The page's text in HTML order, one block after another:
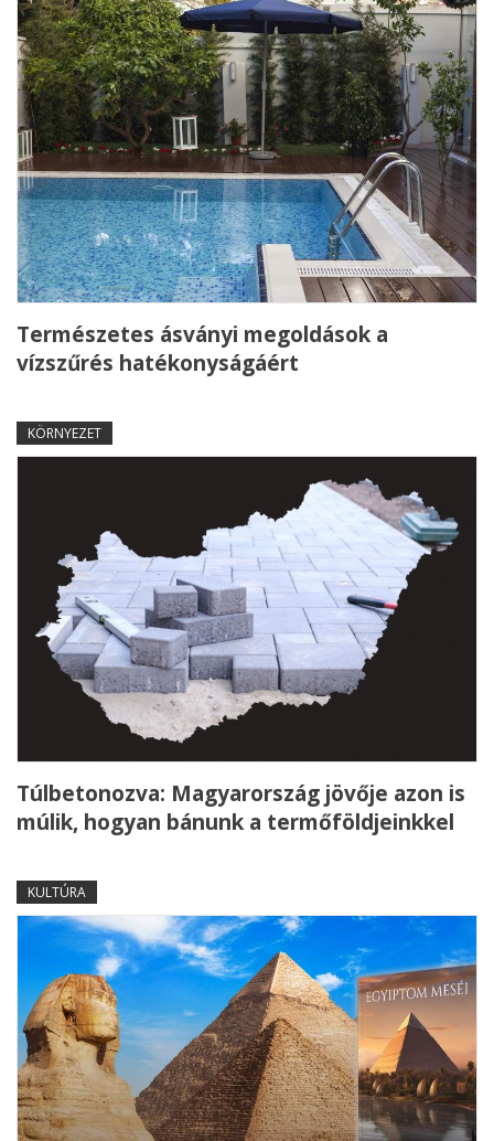
Természetes ásványi megoldások a
vízszűrés hatékonyságáért
KÖRNYEZET
Túlbetonozva: Magyarország jövője azon is
múlik, hogyan bánunk a termőföldjeinkkel
KULTÚRA